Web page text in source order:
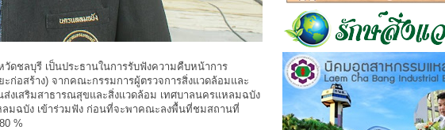
ดชลบุรี เป็นประธานในการรับฟังความคืบหน้าการ
ก่อสร้าง) จากคณะกรรมการผู้ตรวจการสิ่งแวดล้อมและ
งเสริมสาธารณสุขและสิ่งแวดล้อม เทศบาลนครแหลมฉบัง
ลมฉบัง เข้าร่วมฟัง ก่อนที่จะพาคณะลงพื้นที่ชมสถานที่
%